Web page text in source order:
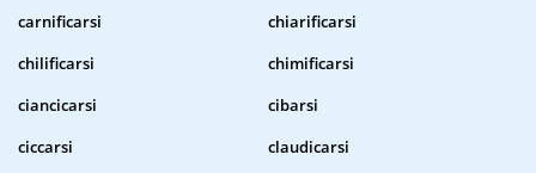
carnificarsi
chiarificarsi
chilificarsi
chimificarsi
ciancicarsi
cibarsi
ciccarsi
claudicarsi